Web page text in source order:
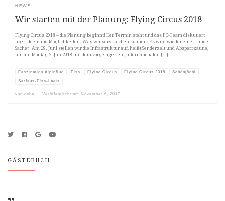
NEWS
Wir starten mit der Planung: Flying Circus 2018
Flying Circus 2018 – die Planung beginnt! Der Termin steht und das FC-Team diskutiert
über Ideen und Möglichkeiten. Was wir versprechen können: Es wird wieder eine „runde
Sache“! Am 29. Juni stellen wir die Infrastruktur auf, heißt Senderzelt und Absperrzäune,
um am Montag 2. Juli 2018 mit dem vorgelagerten „internationalen […]
Faszination Alpinflug Fiss Flying Circus Flying Circus 2018 Schönjöchl
Serfaus-Fiss-Ladis
von geha Veröffentlicht am November 6, 2017
GÄSTEBUCH